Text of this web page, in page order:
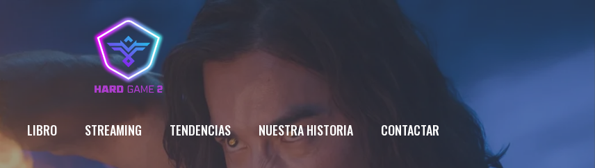
LIBRO STREAMING TENDENCIAS NUESTRA HISTORIA CONTACTAR